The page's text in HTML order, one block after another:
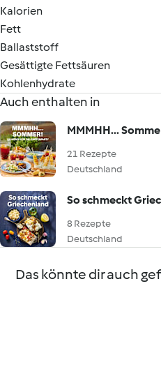
Kalorien
Fett
Ballaststoff
Gesättigte Fettsäuren
Kohlenhydrate
Auch enthalten in
MMMHH...
21 Rezepte
Deutschland
So schmeckt
8 Rezepte
Deutschland
Das könnte dir auch